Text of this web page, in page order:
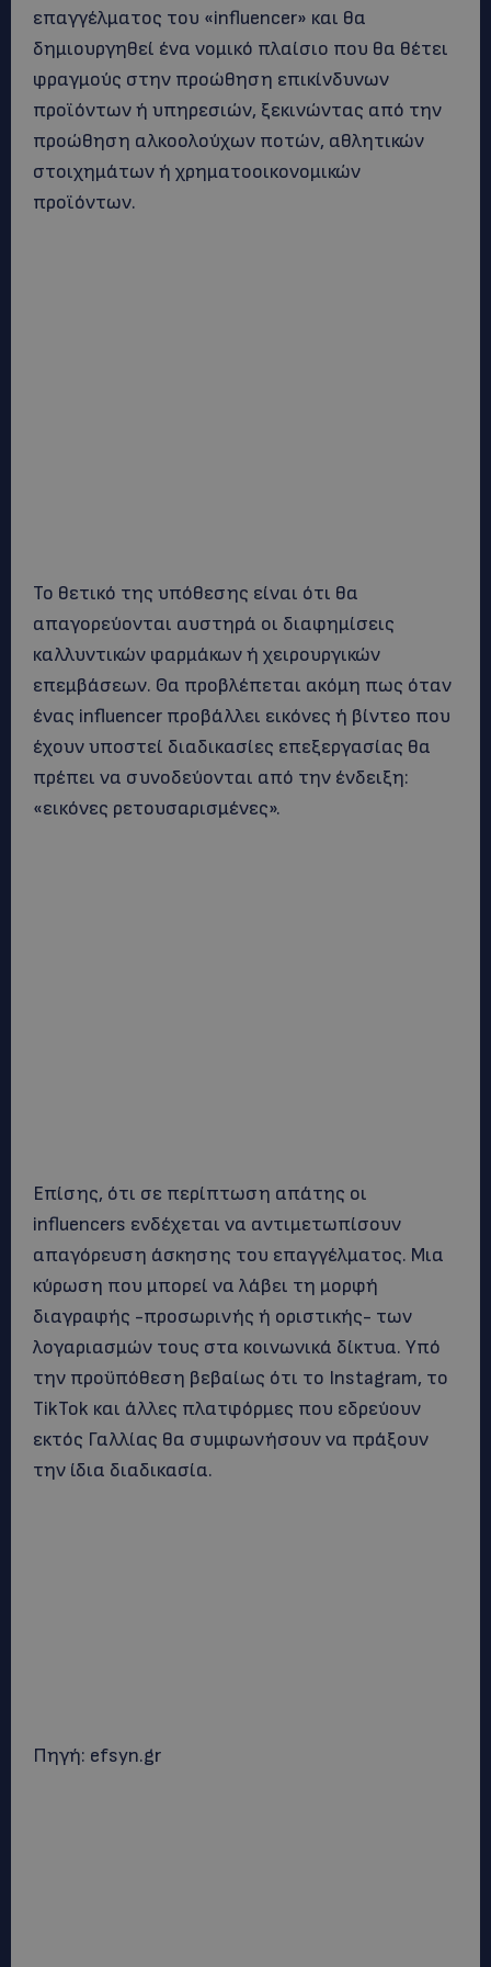
επαγγέλματος του «influencer» και θα
δημιουργηθεί ένα νομικό πλαίσιο που θα θέτει
φραγμούς στην προώθηση επικίνδυνων
προϊόντων ή υπηρεσιών, ξεκινώντας από την
προώθηση αλκοολούχων ποτών, αθλητικών
στοιχημάτων ή χρηματοοικονομικών
προϊόντων.
Το θετικό της υπόθεσης είναι ότι θα
απαγορεύονται αυστηρά οι διαφημίσεις
καλλυντικών φαρμάκων ή χειρουργικών
επεμβάσεων. Θα προβλέπεται ακόμη πως όταν
ένας influencer προβάλλει εικόνες ή βίντεο που
έχουν υποστεί διαδικασίες επεξεργασίας θα
πρέπει να συνοδεύονται από την ένδειξη:
«εικόνες ρετουσαρισμένες».
Επίσης, ότι σε περίπτωση απάτης οι
influencers ενδέχεται να αντιμετωπίσουν
απαγόρευση άσκησης του επαγγέλματος. Μια
κύρωση που μπορεί να λάβει τη μορφή
διαγραφής -προσωρινής ή οριστικής- των
λογαριασμών τους στα κοινωνικά δίκτυα. Υπό
την προϋπόθεση βεβαίως ότι το Instagram, το
TikTok και άλλες πλατφόρμες που εδρεύουν
εκτός Γαλλίας θα συμφωνήσουν να πράξουν
την ίδια διαδικασία.
Πηγή: efsyn.gr